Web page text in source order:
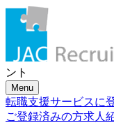
ント
Menu
転職支援サービスに
ご登録済みの方求人